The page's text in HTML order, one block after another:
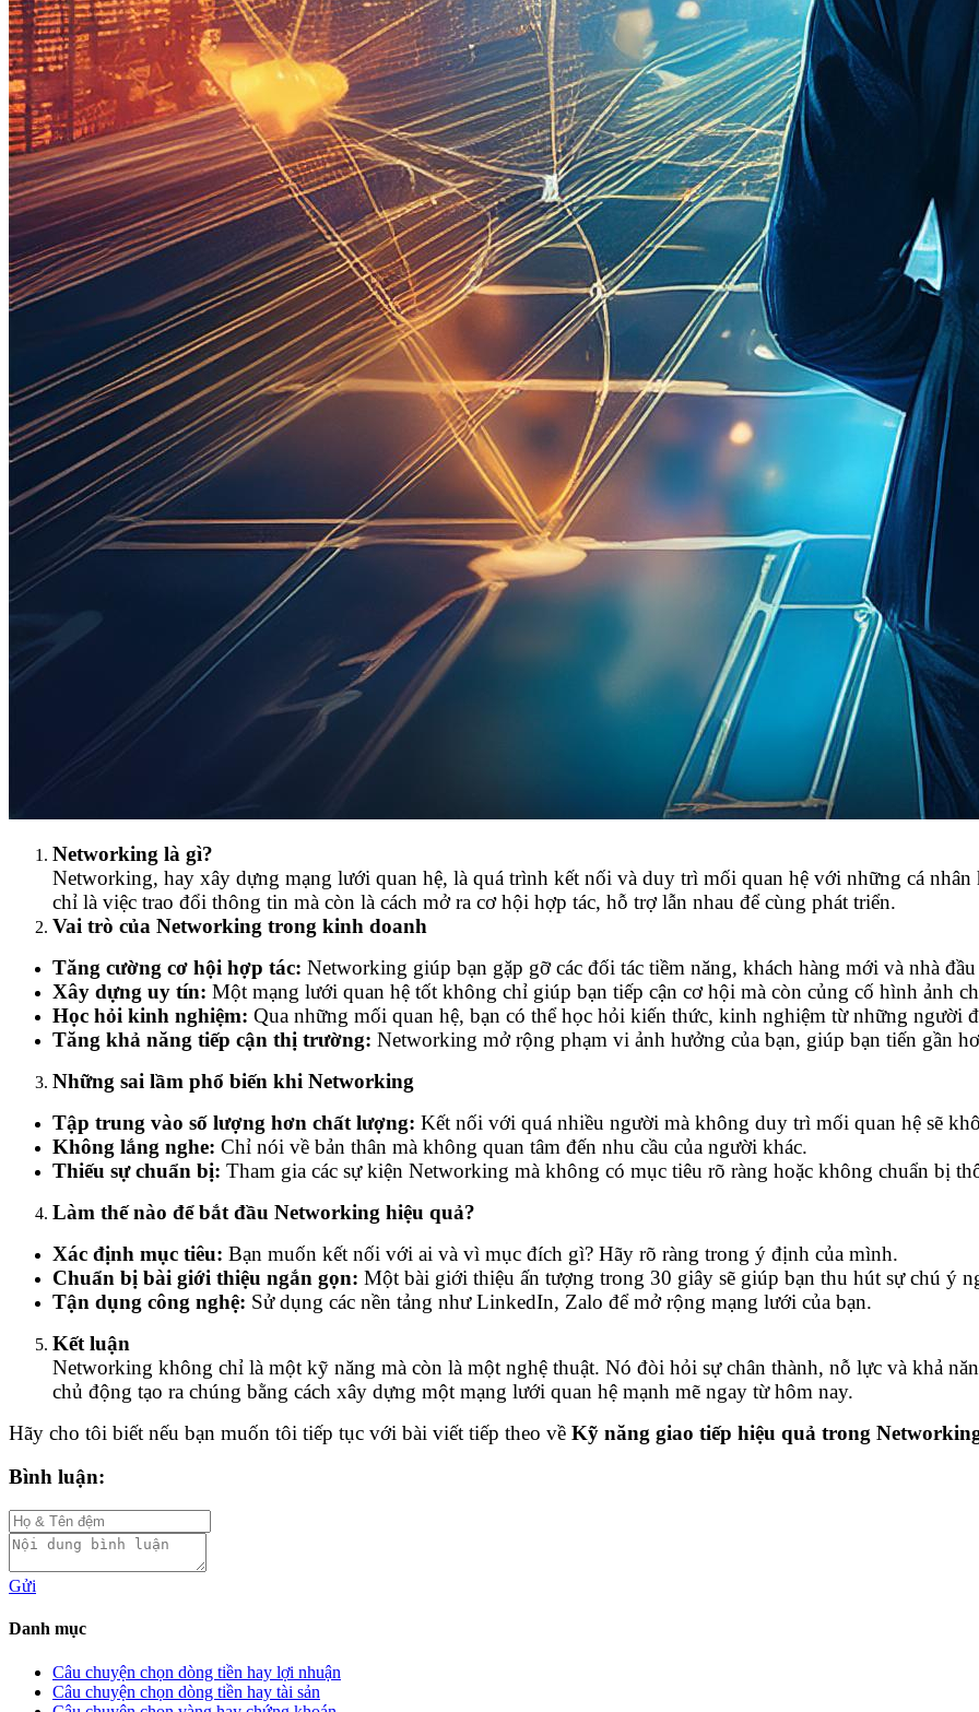
Networking là gì?
Networking, hay xây dựng mạng lưới quan hệ, là quá trình kết nối và duy trì mối quan hệ với những cá
chỉ là việc trao đổi thông tin mà còn là cách mở ra cơ hội hợp tác, hỗ trợ lẫn nhau để cùng phát triển.
Vai trò của Networking trong kinh doanh
Tăng cường cơ hội hợp tác: Networking giúp bạn gặp gỡ các đối tác tiềm năng, khách hàng mới và nhà
Xây dựng uy tín: Một mạng lưới quan hệ tốt không chỉ giúp bạn tiếp cận cơ hội mà còn củng cố hình ảnh
Học hỏi kinh nghiệm: Qua những mối quan hệ, bạn có thể học hỏi kiến thức, kinh nghiệm từ những người
Tăng khả năng tiếp cận thị trường: Networking mở rộng phạm vi ảnh hưởng của bạn, giúp bạn tiến gần
Những sai lầm phổ biến khi Networking
Tập trung vào số lượng hơn chất lượng: Kết nối với quá nhiều người mà không duy trì mối quan hệ sẽ
Không lắng nghe: Chỉ nói về bản thân mà không quan tâm đến nhu cầu của người khác.
Thiếu sự chuẩn bị: Tham gia các sự kiện Networking mà không có mục tiêu rõ ràng hoặc không chuẩn bị
Làm thế nào để bắt đầu Networking hiệu quả?
Xác định mục tiêu: Bạn muốn kết nối với ai và vì mục đích gì? Hãy rõ ràng trong ý định của mình.
Chuẩn bị bài giới thiệu ngắn gọn: Một bài giới thiệu ấn tượng trong 30 giây sẽ giúp bạn thu hút sự chú ý
Tận dụng công nghệ: Sử dụng các nền tảng như LinkedIn, Zalo để mở rộng mạng lưới của bạn.
Kết luận
Networking không chỉ là một kỹ năng mà còn là một nghệ thuật. Nó đòi hỏi sự chân thành, nỗ lực và khả
chủ động tạo ra chúng bằng cách xây dựng một mạng lưới quan hệ mạnh mẽ ngay từ hôm nay.
Hãy cho tôi biết nếu bạn muốn tôi tiếp tục với bài viết tiếp theo về Kỹ năng giao tiếp hiệu quả trong
Bình luận:
Gửi
Danh mục
Câu chuyện chọn dòng tiền hay lợi nhuận
Câu chuyện chọn dòng tiền hay tài sản